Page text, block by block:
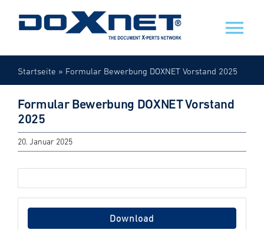
Inhalt
Veranstaltungen
Mein Doxnet
Doxnet
Startseite » Formular Bewerbung DOXNET Vorstand 2025
Formular Bewerbung DOXNET Vorstand
2025
20. Januar 2025
Download